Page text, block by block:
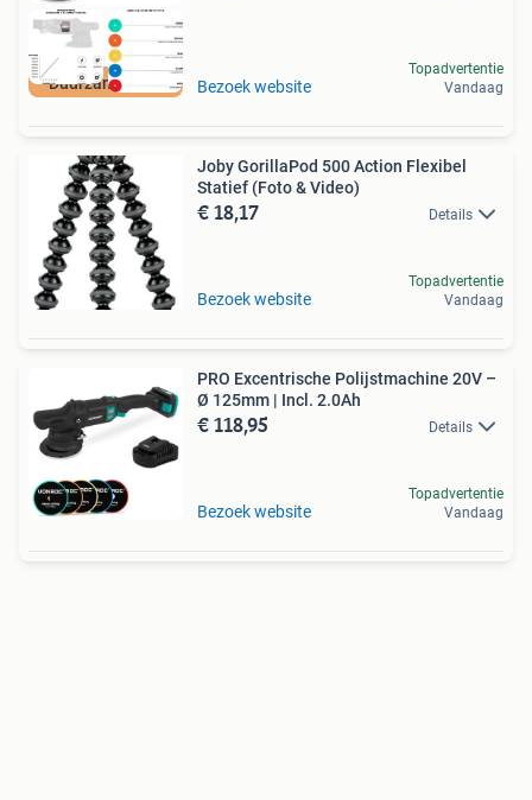
Duurzame Deal Bezoek website
Topadvertentie
Vandaag
Joby GorillaPod 500 Action Flexibel
Statief (Foto & Video)
€ 18,17 Details
Bezoek website
Topadvertentie
Vandaag
PRO Excentrische Polijstmachine 20V –
Ø 125mm | Incl. 2.0Ah
€ 118,95 Details
Bezoek website
Topadvertentie
Vandaag